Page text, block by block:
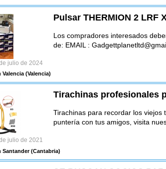
Pulsar THERMION 2 LRF
Los compradores interesados
de: EMAIL :
julio de 2024
Valencia(Valencia)
Tirachinas profesionales
Tirachinas para recordar los viejos
puntería con tus amigos, visita
julio de 2021
Santander(Cantabria)